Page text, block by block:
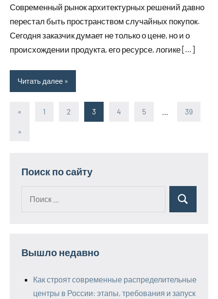
ремонте
2026
Современный рынок архитектурных решений давно
перестал быть пространством случайных покупок.
Сегодня заказчик думает не только о цене, но и о
происхождении продукта, его ресурсе, логике […]
Читать далее
«
Предыдущие
1 2 3 4 5 39
Следующие
»
Поиск по сайту
Поиск
Вышло недавно
Как строят современные распределительные
центры в России: этапы, требования и запуск